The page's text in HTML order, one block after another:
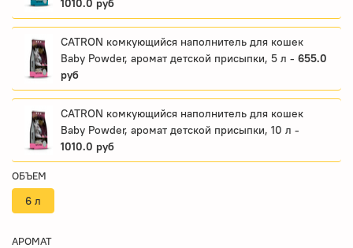
1010.0 руб
CATRON комкующийся наполнитель для кошек
Baby Powder, аромат детской присыпки, 5 л - 655.0
руб
CATRON комкующийся наполнитель для кошек
Baby Powder, аромат детской присыпки, 10 л -
1010.0 руб
ОБЪЕМ
6 л
АРОМАТ